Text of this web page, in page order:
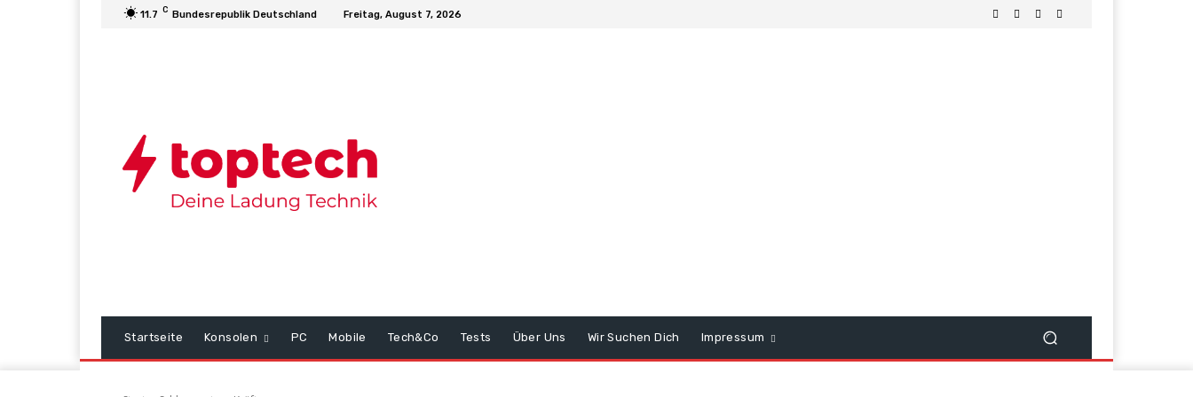
11.7 C Bundesrepublik Deutschland Freitag, August 7, 2026
Startseite Konsolen PC Mobile Tech&Co Tests Über Uns Wir Suchen Dich Impressum